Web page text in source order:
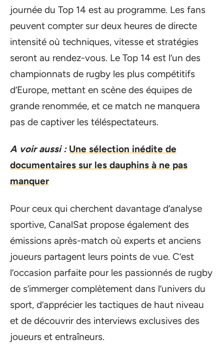
journée du Top 14 est au programme. Les fans
peuvent compter sur deux heures de directe
intensité où techniques, vitesse et stratégies
seront au rendez-vous. Le Top 14 est l’un des
championnats de rugby les plus compétitifs
d’Europe, mettant en scène des équipes de
grande renommée, et ce match ne manquera
pas de captiver les téléspectateurs.
A voir aussi : Une sélection inédite de
documentaires sur les dauphins à ne pas
manquer
Pour ceux qui cherchent davantage d’analyse
sportive, CanalSat propose également des
émissions après-match où experts et anciens
joueurs partagent leurs points de vue. C’est
l’occasion parfaite pour les passionnés de rugby
de s’immerger complètement dans l’univers du
sport, d’apprécier les tactiques de haut niveau
et de découvrir des interviews exclusives des
joueurs et entraîneurs.